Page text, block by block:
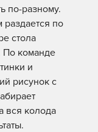
по-разному.
раздается по
стола
По команде
и
рисунок с
вся колода